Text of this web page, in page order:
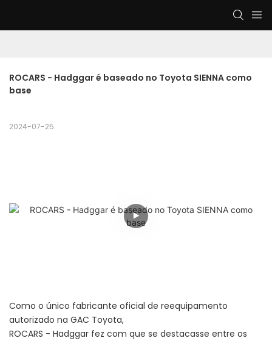
ROCARS - Hadggar é baseado no Toyota SIENNA como
base
2024-07-25
Como o único fabricante oficial de reequipamento
autorizado na GAC ​​Toyota,
ROCARS - Hadggar fez com que se destacasse entre os